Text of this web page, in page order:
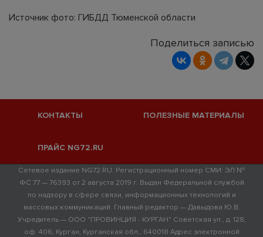
Источник фото: ГИБДД Тюменской области
Поделиться записью
КОНТАКТЫ ПОЛЕЗНЫЕ МАТЕРИАЛЫ
ПРАЙС NG72.RU
Сетевое издание NG72.RU. Регистрационный номер СМИ: ЭЛ №
ФС 77 — 76393 от 2 августа 2019 г. Выдан Федеральной службой
по надзору в сфере связи, информационных технологий и
массовых коммуникаций. Главный редактор — Давыдова Ю.В.
Учредитель — ООО "ПРОВИНЦИЯ - КУРГАН" Советская ул., д. 128,
оф. 406, Курган, Курганская обл., 640018 Адрес электронной